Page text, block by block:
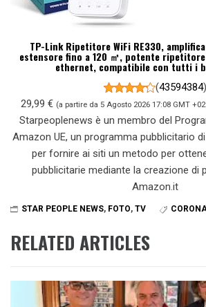
TP-Link Ripetitore WiFi RE330,
estensore fino a 120 ㎡, potente
ethernet, compatibile con tutti i
(43594384)
29,99 € (a partire da 5 Agosto 2026 17:08 GMT
Starpeoplenews è un membro del
Amazon UE, un programma pubblicitario
per fornire ai siti un metodo per
pubblicitarie mediante la creazione di
Amazon.it
STAR PEOPLE NEWS, FOTO, TV
RELATED ARTICLES